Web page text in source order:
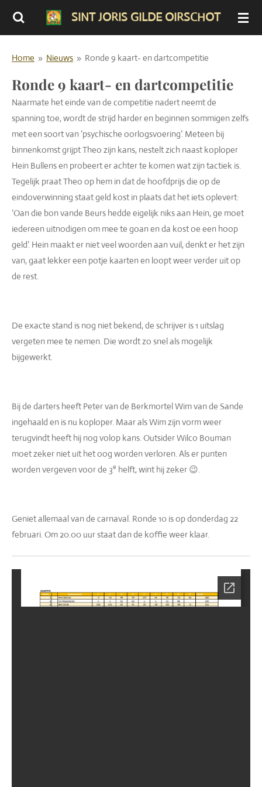
Ga
de
SINT JORIS GILDE OIRSCHOT
Home » Nieuws » Ronde 9 kaart- en dartcompetitie
Ronde 9 kaart- en dartcompetitie
Naarmate het einde van de competitie nadert neemt de
spanning toe, wordt de strijd harder en beginnen sommigen zelfs
met een soort van ‘psychische oorlogsvoering’. Meteen bij
binnenkomst grijpt Theo zijn kans, nestelt zich naast koploper
Hein Bullens en probeert er achter te komen wat zijn tactiek is.
Tegelijk praat Theo op hem in dat de hoofdprijs die op de
eindoverwinning staat geld kost in plaats dat het iets oplevert:
‘Oan die bon vande Beurs hedde eigelijk niks aan Hein, ge moet
iedereen uitnodigen om mee te goan en da kost oe een hoop
geld’. Hein maakt er niet veel woorden aan vuil, denkt er het zijn
van, gaat lekker een potje kaarten en loopt weer verder uit op
de rest.
De exacte stand is nog niet bekend, de schrijver is 1 uitslag
vergeten mee te nemen. Die wordt zo snel als mogelijk
bijgewerkt.
Bij de darters heeft Peter van de Berkmortel Wim van de Sande
ingehaald en is nu koploper. Maar als Wim zijn vorm weer
terugvindt heeft hij nog volop kans. Outsider Wilco Bouman
moet zeker niet uit het oog worden verloren. Als er punten
worden vergeven voor de 3e helft, wint hij zeker 😉.
Geniet allemaal van de carnaval. Ronde 10 is op donderdag 22
februari. Om 20.00 uur staat dan de koffie weer klaar.